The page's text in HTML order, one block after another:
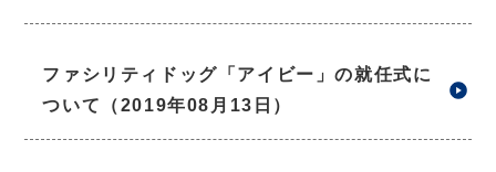
ファシリティドッグ「アイビー」の就任式に
ついて（2019年08月13日）